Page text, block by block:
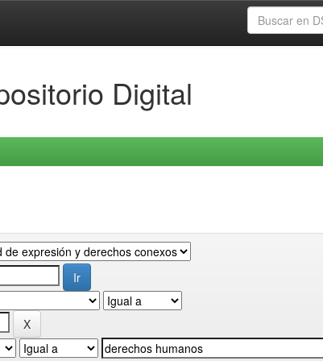
Digital